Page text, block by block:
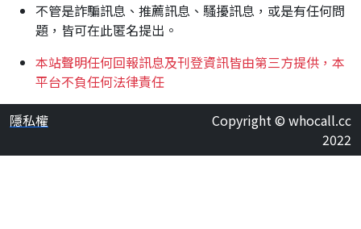
不管是詐騙訊息、推薦訊息、騷擾訊息，或是有任何問
題，皆可在此匿名提出。
本站聲明任何回報訊息及刊登資訊皆由第三方提供，本
平台不負任何法律責任
隱私權
Copyright © whocall.cc
2022